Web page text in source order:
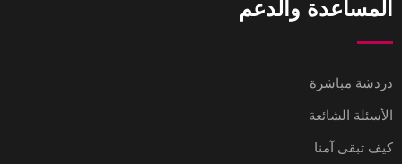
المساعدة والدعم
دردشة مباشرة
الأسئلة الشائعة
كيف تبقى آمنا